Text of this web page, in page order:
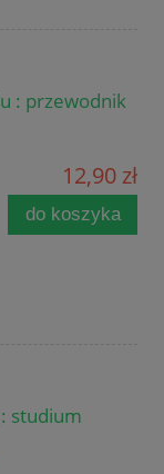
: przewodnik
12,90 zł
do koszyka
studium